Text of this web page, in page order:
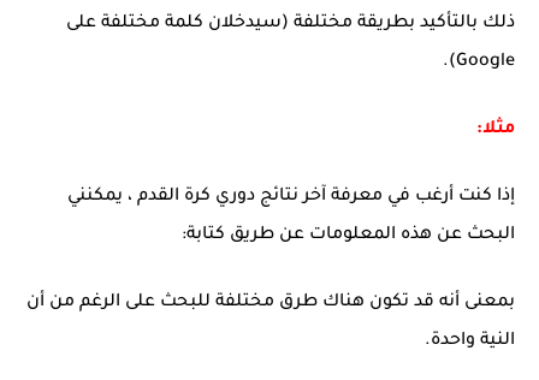
ذلك بالتأكيد بطريقة مختلفة (سيدخلان كلمة مختلفة على
Google).
مثلا:
إذا كنت أرغب في معرفة آخر نتائج دوري كرة القدم ، يمكنني
البحث عن هذه المعلومات عن طريق كتابة:
بمعنى أنه قد تكون هناك طرق مختلفة للبحث على الرغم من أن
النية واحدة.